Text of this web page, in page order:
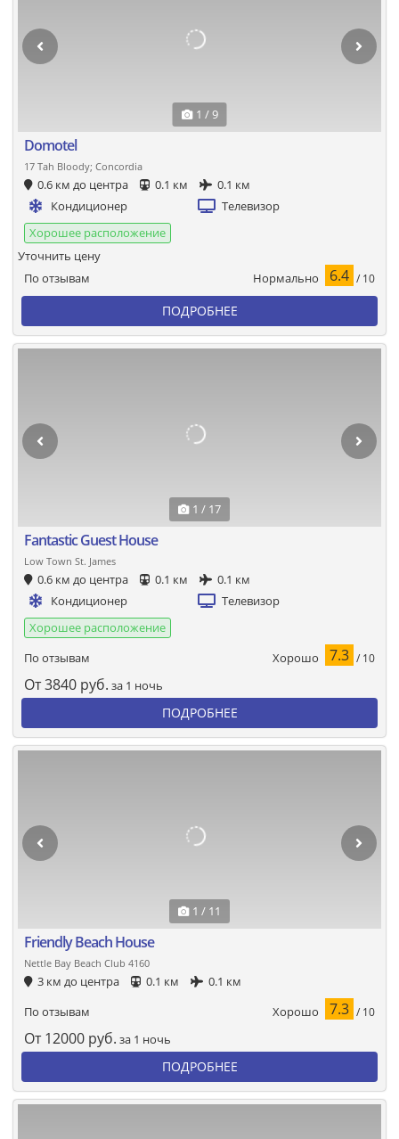
1 / 9
Domotel
17 Tah Bloody; Concordia
0.6 км до центра 0.1 км
0.1 км
Кондиционер
Телевизор
Хорошее расположение
По отзывам Нормально 6.4 / 10
Уточнить цену
ПОДРОБНЕЕ
1 / 17
Fantastic Guest House
Low Town St. James
0.6 км до центра 0.1 км
0.1 км
Кондиционер
Телевизор
Хорошее расположение
По отзывам
Хорошо 7.3 / 10
От3840 руб. за 1 ночь
ПОДРОБНЕЕ
1 / 11
Friendly Beach House
Nettle Bay Beach Club 4160
3 км до центра 0.1 км
0.1 км
По отзывам
Хорошо 7.3 / 10
От 12000 руб. за 1 ночь
ПОДРОБНЕЕ